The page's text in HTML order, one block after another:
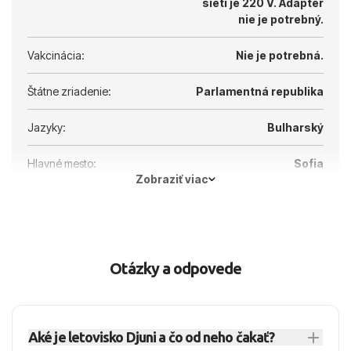
sieti je 220 V. Adaptér
nie je potrebný.
Vakcinácia: Nie je potrebná.
Štátne zriadenie: Parlamentná republika
Jazyky: Bulharský
Hlavné mesto:
Sofia
Zobraziť viac
Otázky a odpovede
Aké je letovisko Djuni a čo od neho čakať?